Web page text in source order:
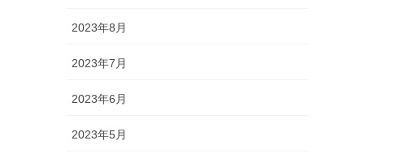
2023年8月
2023年7月
2023年6月
2023年5月